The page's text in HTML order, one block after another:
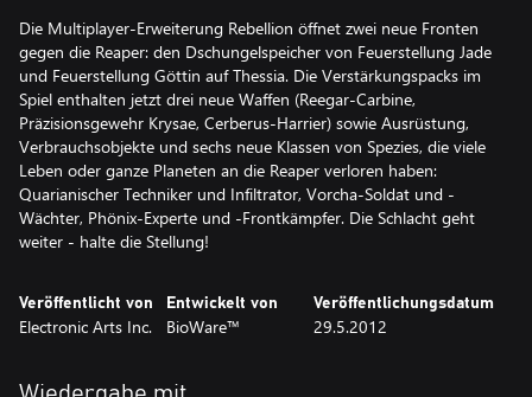
Die Multiplayer-Erweiterung Rebellion öffnet zwei neue Fronten
gegen die Reaper: den Dschungelspeicher von Feuerstellung Jade
und Feuerstellung Göttin auf Thessia. Die Verstärkungspacks im
Spiel enthalten jetzt drei neue Waffen (Reegar-Carbine,
Präzisionsgewehr Krysae, Cerberus-Harrier) sowie Ausrüstung,
Verbrauchsobjekte und sechs neue Klassen von Spezies, die viele
Leben oder ganze Planeten an die Reaper verloren haben:
Quarianischer Techniker und Infiltrator, Vorcha-Soldat und -
Wächter, Phönix-Experte und -Frontkämpfer. Die Schlacht geht
weiter - halte die Stellung!
Veröffentlicht von
Electronic Arts Inc.
Entwickelt von
BioWare™
Veröffentlichungsdatum
29.5.2012